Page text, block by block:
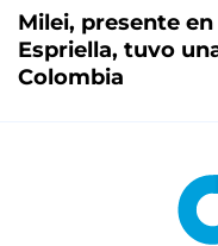
Milei, presente
Espriella, tuvo
Colombia